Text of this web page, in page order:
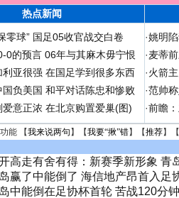
热点新闻
零球” 国足05收官战交白卷
0的预言 06年与其麻木毋宁恨
亚很强 在国足学到很多东西
负美国 和平对话陈忠和惨败
意正浓 在北京购置爱巢(图)
·姚明
·麦蒂
·火箭
·范帅
·前瞻
能 【我来说两句 】【我要“揪”错】【推荐】
高走有舍有得：新赛季新形象 青
赢了中能倒了 海信地产昂首入足
中能倒在足协杯首轮 苦战120分